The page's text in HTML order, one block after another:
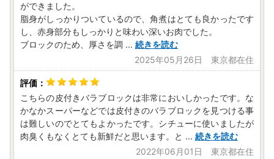
ができました。
脂身がしっかりついているので、角煮はとても良かったです
し、赤身部分もしっかりと味わい深いお肉でした。
ブロックのため、厚さを調 ... 続きを読む
2025年05月26日 東京都在住
こちらの皮付きバラブロックは非常においしかったです。な
かなかスーパーなどでは皮付きのバラブロックを見つける事
は難しいのでとてもよかったです。シチューに使いましたが
肉臭くもなくとても新鮮だと思います。と ... 続きを読む
2022年06月01日 東京都在住